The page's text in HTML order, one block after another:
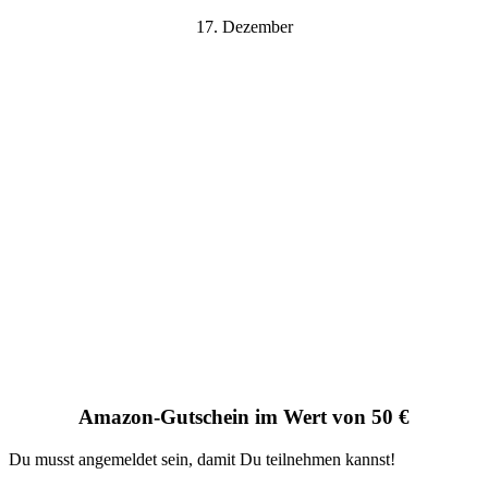
17. Dezember
Amazon-Gutschein im Wert von 50 €
Du musst angemeldet sein, damit Du teilnehmen kannst!